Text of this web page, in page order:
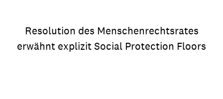
Resolution des Menschenrechtsrates
erwähnt explizit Social Protection Floors